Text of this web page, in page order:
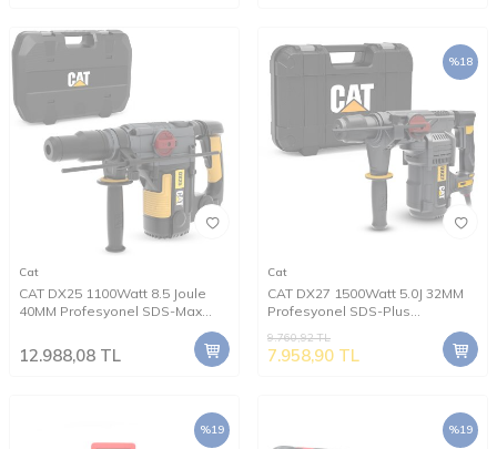
Cat
CAT DX25 1100Watt 8.5 Joule
40MM Profesyonel SDS-Max
12.988,08 TL
%18
Cat
CAT DX27 1500Watt 5.0J 32MM
Profesyonel SDS-Plus
9.760,92TL
7.958,90 TL
%19 %19